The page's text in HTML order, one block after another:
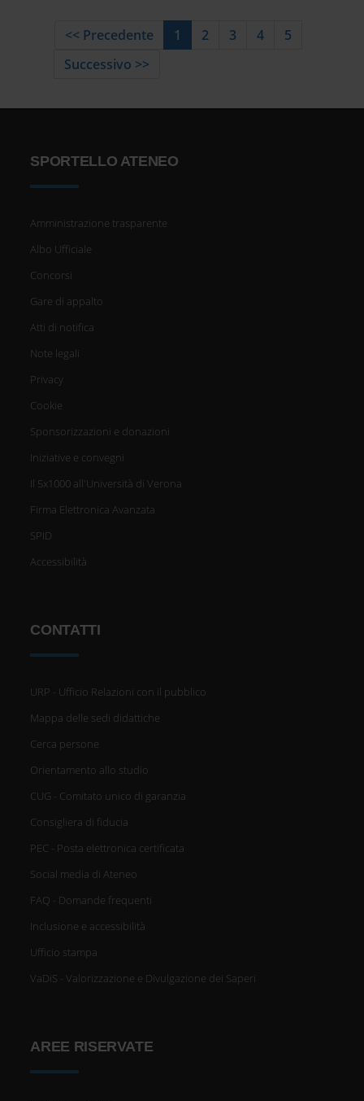
<< Precedente 1 2 3 4
5
Successivo >>
SPORTELLO ATENEO
Amministrazione trasparente
Albo Ufficiale
Concorsi
Gare di appalto
Atti di notifica
Note legali
Privacy
Cookie
Sponsorizzazioni e donazioni
Iniziative e convegni
Il 5x1000 all'Università di Verona
Firma Elettronica Avanzata
SPID
Accessibilità
CONTATTI
URP - Ufficio Relazioni con il pubblico
Mappa delle sedi didattiche
Cerca persone
Orientamento allo studio
CUG - Comitato unico di garanzia
Consigliera di fiducia
PEC - Posta elettronica certificata
Social media di Ateneo
FAQ - Domande frequenti
Inclusione e accessibilità
Ufficio stampa
VaDiS - Valorizzazione e Divulgazione dei Saperi
AREE RISERVATE